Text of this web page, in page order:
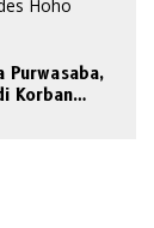
Purwasaba,
Korban